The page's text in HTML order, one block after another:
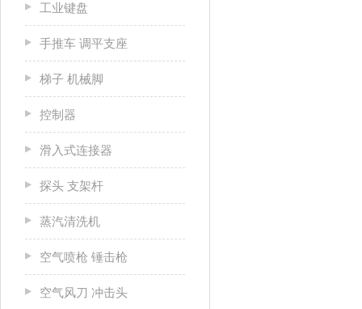
工业键盘
手推车 调平支座
梯子 机械脚
控制器
滑入式连接器
探头 支架杆
蒸汽清洗机
空气喷枪 锤击枪
空气风刀 冲击头